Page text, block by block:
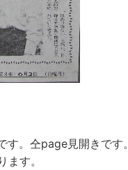
仝page見開きです。
す。